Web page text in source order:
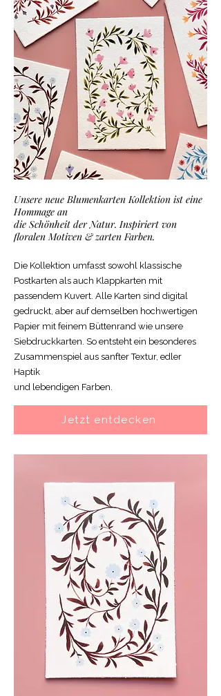
Unsere neue Blumenkarten Kollektion ist eine
Hommage an
die Schönheit der Natur. Inspiriert von
floralenMotiven & zarten Farben.
Die Kollektion umfasst sowohl klassische
Postkarten als auch Klappkarten mit
passendem Kuvert. Alle Karten sind digital
gedruckt, aber auf demselben hochwertigen
Papier mit feinem Büttenrand wie unsere
Siebdruckkarten. So entsteht ein besonderes
Zusammenspiel aus sanfter Textur, edler
Haptik
und lebendigen Farben.
Jetzt entdecken